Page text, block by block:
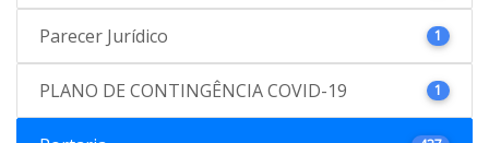
Parecer Jurídico 1
PLANO DE CONTINGÊNCIA COVID-19 1